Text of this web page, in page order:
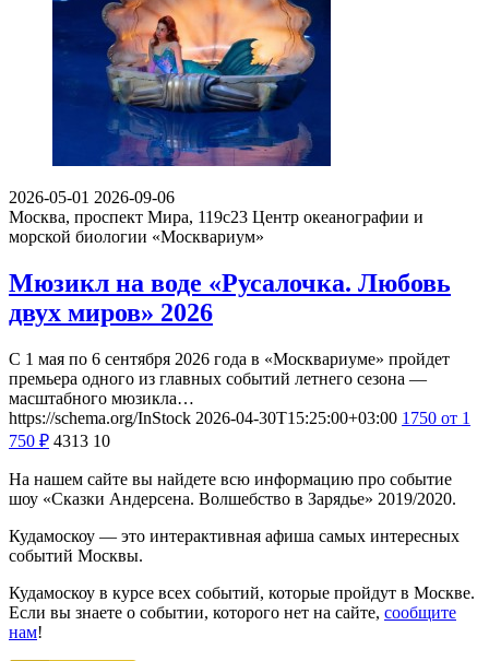
2026-05-01 2026-09-06
Москва, проспект Мира, 119с23 Центр океанографии и
морской биологии «Москвариум»
Мюзикл на воде «Русалочка. Любовь
двух миров» 2026
С 1 мая по 6 сентября 2026 года в «Москвариуме» пройдет
премьера одного из главных событий летнего сезона —
масштабного мюзикла…
https://schema.org/InStock 2026-04-30T15:25:00+03:00 1750 от 1
750 ₽ 4313 10
На нашем сайте вы найдете всю информацию про событие
шоу «Сказки Андерсена. Волшебство в Зарядье» 2019/2020.
Кудамоскоу — это интерактивная афиша самых интересных
событий Москвы.
Кудамоскоу в курсе всех событий, которые пройдут в Москве.
Если вы знаете о событии, которого нет на сайте, сообщите
нам!